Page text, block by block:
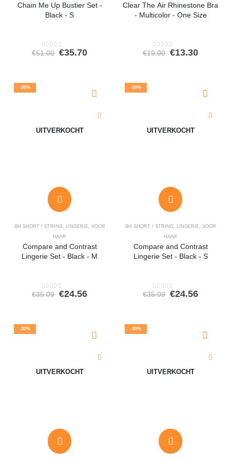
Chain Me Up Bustier Set -
Black - S
0out of 5
€51.00 Oorspronkelijke
€35.70Huidige
Clear The Air Rhinestone Bra
- Multicolor - One Size
0out of 5
€19.00 €13.30
-30%
UITVERKOCHT
BH SHORT / STRING, LINGERIE, VOOR
HAAR
Compare and Contrast
Lingerie Set - Black - M
0out of 5
€35.09 Oorspronkelijke
€24.56Huidige
-30%
UITVERKOCHT
BH SHORT / STRING, LINGERIE, VOOR
HAAR
Compare and Contrast
Lingerie Set - Black - S
0out of 5
€35.09 €24.56
-30%
UITVERKOCHT
-30%
UITVERKOCHT